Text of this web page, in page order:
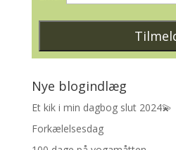
Nye blogindlæg
Et kik i min dagbog slut 2024💫
Forkælelsesdag